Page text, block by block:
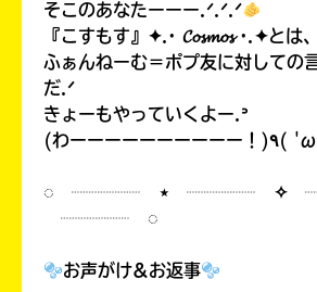
そこのあなたーーー.ᐟ.ᐟ.ᐟ
『こすもす』✦.· 𝓒𝓸𝓼𝓶𝓸𝓼 ·.✦とは、
ふぁんねーむ＝ポプ友に対しての
だ.ᐟ
きょーもやっていくよー.ᐣ
◌ ┈┈┈┈ ⋆ ┈┈┈┈ ✧
┈┈┈┈ ◌
お声がけ&お返事